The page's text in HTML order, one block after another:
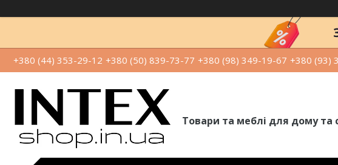
+380 (44) 353-29-12 +380 (50) 839-73-77 +380 (98) 349-19-67 +380 (93)
Товари та меблі для дому та